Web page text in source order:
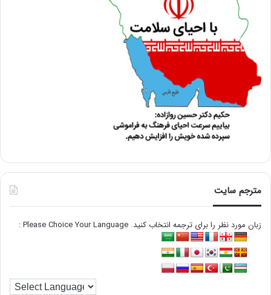
مترجم سایت
زبان مورد نظر را برای ترجمه انتخاب کنید. Please Choice Your Language :